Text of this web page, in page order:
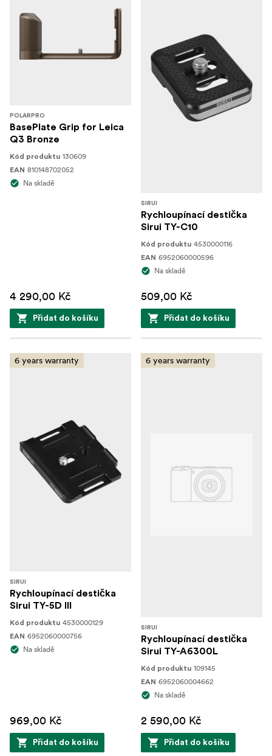
POLARPRO
BasePlate Grip for Leica
Q3 Bronze
Kód produktu 130609
EAN 810148702052
Na skladě
4 290,00 Kč
Přidat do košíku
SIRUI
Rychloupínací destička
Sirui TY-C10
Kód produktu 4530000116
EAN 6952060000596
Na skladě
509,00 Kč
Přidat do košíku
6 years warranty
SIRUI
Rychloupínací destička
Sirui TY-5D III
Kód produktu 4530000129
EAN 6952060000756
Na skladě
969,00 Kč
Přidat do košíku
6 years warranty
SIRUI
Rychloupínací destička
Sirui TY-A6300L
Kód produktu 109145
EAN 6952060004662
Na skladě
2 590,00 Kč
Přidat do košíku